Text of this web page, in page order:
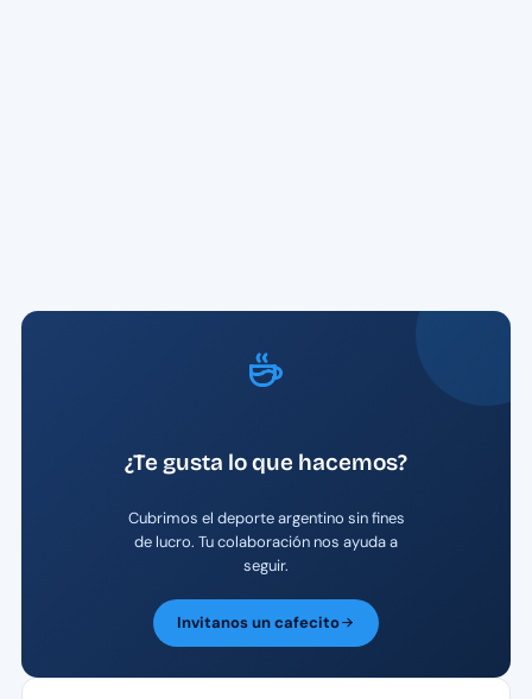
¿Te gusta lo que hacemos?
Cubrimos el deporte argentino sin fines
de lucro. Tu colaboración nos ayuda a
seguir.
Invitanos un cafecito